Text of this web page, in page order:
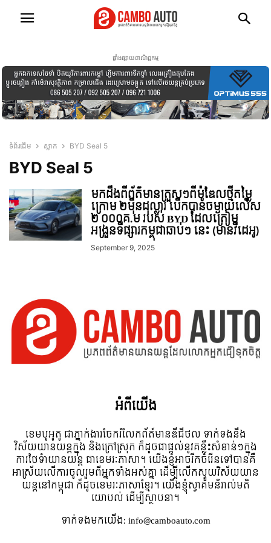
ផ្ទាំងផ្សាយពាណិជ្ជកម្ម
ទំព័រដើម ស្លាក BYD Seal 5
BYD Seal 5
មកដឹងពីព័ត៌មានត្រួសៗពីម៉ូឌែលថ្មីតម្លៃ
ក្រោម ២ម៉ឺនដុល្លារ បើកបានចម្ងាយលើស
២ ០០០គ.ម របស់ BYD ដែលត្រៀម
អង្រួនទីផ្សារកម្ពុជាឆាប់ៗ នេះ (មានវីដេអូ)
September 9, 2025
អំពី​យើង
ខេមបូអូតូ ជាភ្នាក់ងារចែករំលែកព័ត៍មានឌីជីថល ទាក់ទងនឹង
វិស័យយានយន្តក្នុង និងក្រៅស្រុក ក៏ដូចជាផ្តល់នូវគន្លឹះសំខាន់ៗក្នុង
ការថែទំាយានយន្ត ជាខេមរៈភាសា។ យើងខ្ញុំអាចរីកចំរើនទៅបានគឺ
អាស្រ័យលើការចូលរួមពីអ្នកទាំងអស់គ្នា ដើម្បីលើកស្ទួយវិស័យយាន
យន្តនៅកម្ពុជា ក៏ដូចខេមរៈភាសាខ្មែរ។ យើងខ្ញុំស្វាគមន៌រាល់មតិ
យោបល់ ដើម្បីស្ថាបនា។
ទាក់ទង​មក​យើង:info@camboauto.com